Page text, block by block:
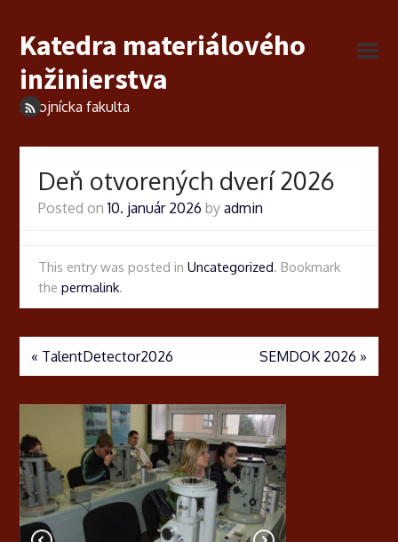
Katedra materiálového
inžinierstva
Strojnícka fakulta
Deň otvorených dverí 2026
Posted on10. január 2026 by admin
This entry was posted in Uncategorized. Bookmark
the permalink.
« TalentDetector2026 SEMDOK 2026 »